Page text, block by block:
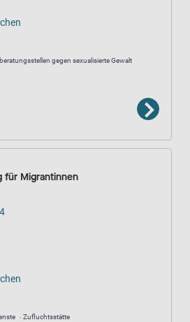
gegen sexualisierte Gewalt
für Migrantinnen
Zufluchtsstätte